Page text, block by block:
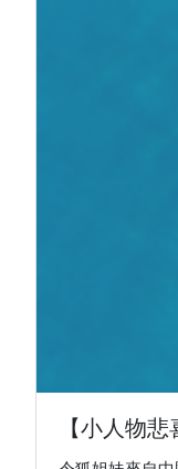
【小人物